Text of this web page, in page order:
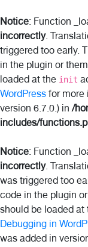
Notice: Function
incorrectly.
triggered too early.
in the plugin or
loaded at the init
WordPress for more
version 6.7.0.) in/
includes/
Notice: Function
incorrectly.
was triggered too
code in the plugin
should be loaded at
Debugging in
was added in